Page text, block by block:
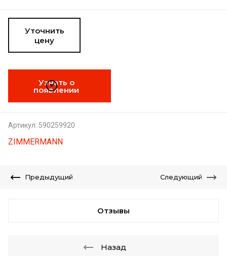
Уточнить
цену
Узнать о
появлении
Артикул: 590259920
ZIMMERMANN
Предыдущий Следующий
Отзывы
Назад